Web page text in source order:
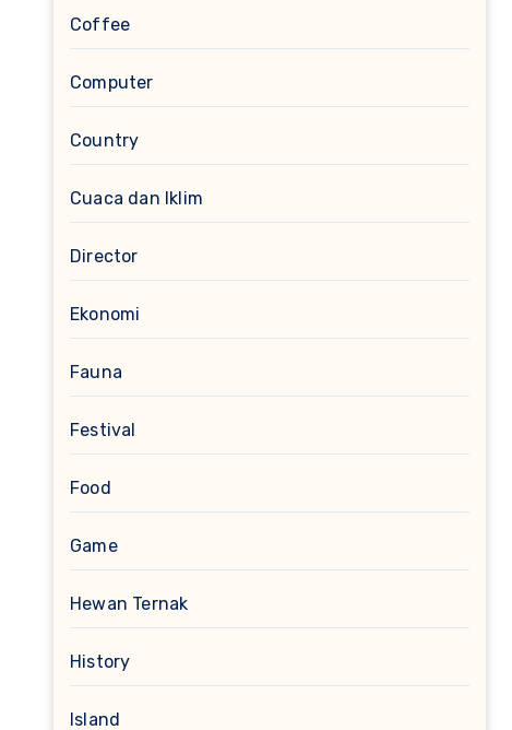
Coffee
Computer
Country
Cuaca dan Iklim
Director
Ekonomi
Fauna
Festival
Food
Game
Hewan Ternak
History
Island